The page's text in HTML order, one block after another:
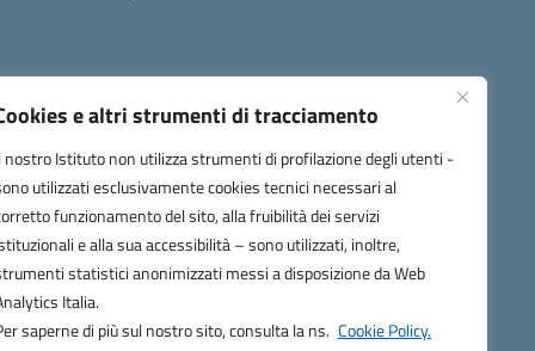
e altri strumenti di tracciamento
nostro Istituto non utilizza strumenti di profilazione degli utenti -
utilizzati esclusivamente cookies tecnici necessari al
funzionamento del sito, alla fruibilità dei servizi
e alla sua accessibilità – sono utilizzati, inoltre,
statistici anonimizzati messi a disposizione da Web
Italia.
saperne di più sul nostro sito, consulta la ns. Cookie Policy.